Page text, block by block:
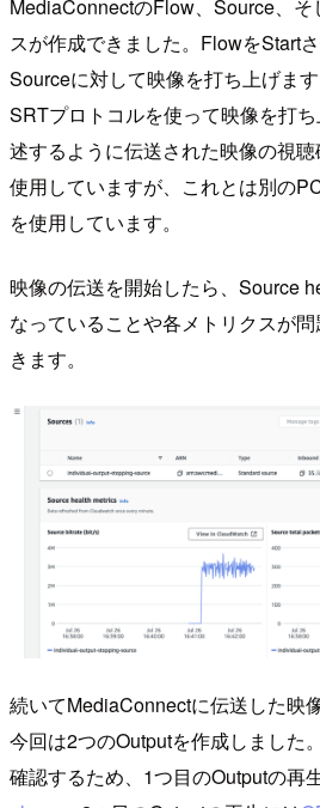
MediaConnectのFlow、Source、
スが作成できました。FlowをStart
Sourceに対して映像を打ち上げま
SRTプロトコルを使って映像を打
述するように伝送された映像の視
使用していますが、これとは別の
を使用しています。
映像の伝送を開始したら、Source
なっていることや各メトリクスが
きます。
続いてMediaConnectに伝送した映
今回は2つのOutputを作成しました
確認するため、1つ目のOutputの再